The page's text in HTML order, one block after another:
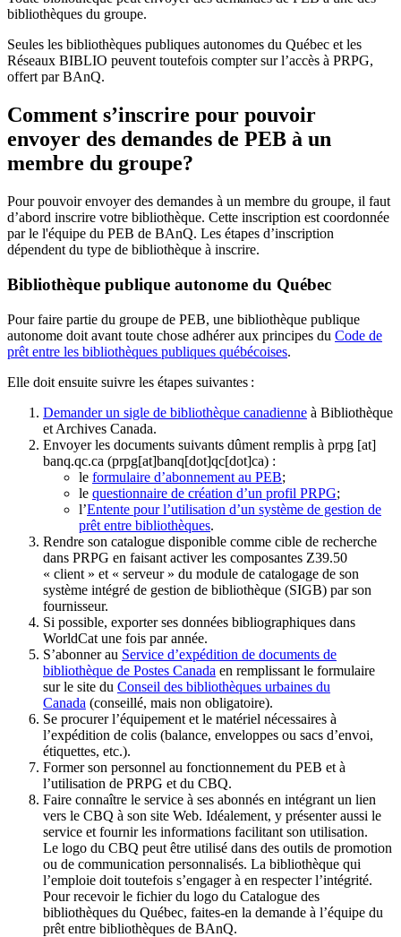
bibliothèques du groupe.
Seules les bibliothèques publiques autonomes du Québec et les
Réseaux BIBLIO peuvent toutefois compter sur l’accès à PRPG,
offert par BAnQ.
Comment s’inscrire pour pouvoir
envoyer des demandes de PEB à un
membre du groupe?
Pour pouvoir envoyer des demandes à un membre du groupe, il faut
d’abord inscrire votre bibliothèque. Cette inscription est coordonnée
par le l'équipe du PEB de BAnQ. Les étapes d’inscription
dépendent du type de bibliothèque à inscrire.
Bibliothèque publique autonome du Québec
Pour faire partie du groupe de PEB, une bibliothèque publique
autonome doit avant toute chose adhérer aux principes du Code de
prêt entre les bibliothèques publiques québécoises.
Elle doit ensuite suivre les étapes suivantes :
Demander un sigle de bibliothèque canadienne à Bibliothèque
et Archives Canada.
Envoyer les documents suivants dûment remplis à prpg [at]
banq.qc.ca (prpg[at]banq[dot]qc[dot]ca) :
le formulaire d’abonnement au PEB;
le questionnaire de création d’un profil PRPG;
l’Entente pour l’utilisation d’un système de gestion de
prêt entre bibliothèques.
Rendre son catalogue disponible comme cible de recherche
dans PRPG en faisant activer les composantes Z39.50
« client » et « serveur » du module de catalogage de son
système intégré de gestion de bibliothèque (SIGB) par son
fournisseur.
Si possible, exporter ses données bibliographiques dans
WorldCat une fois par année.
S’abonner au Service d’expédition de documents de
bibliothèque de Postes Canada en remplissant le formulaire
sur le site du Conseil des bibliothèques urbaines du
Canada (conseillé, mais non obligatoire).
Se procurer l’équipement et le matériel nécessaires à
l’expédition de colis (balance, enveloppes ou sacs d’envoi,
étiquettes, etc.).
Former son personnel au fonctionnement du PEB et à
l’utilisation de PRPG et du CBQ.
Faire connaître le service à ses abonnés en intégrant un lien
vers le CBQ à son site Web. Idéalement, y présenter aussi le
service et fournir les informations facilitant son utilisation.
Le logo du CBQ peut être utilisé dans des outils de promotion
ou de communication personnalisés. La bibliothèque qui
l’emploie doit toutefois s’engager à en respecter l’intégrité.
Pour recevoir le fichier du logo du Catalogue des
bibliothèques du Québec, faites-en la demande à l’équipe du
prêt entre bibliothèques de BAnQ.